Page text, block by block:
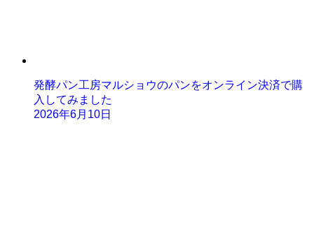
発酵パン工房マルショウのパンをオンライン決済で購
入してみました
2026年6月10日